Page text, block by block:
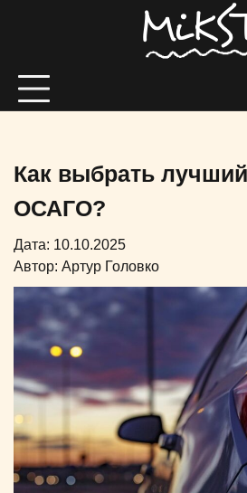
Как выбрать
ОСАГО?
Дата: 10.10.2025
Автор: Артур Головко